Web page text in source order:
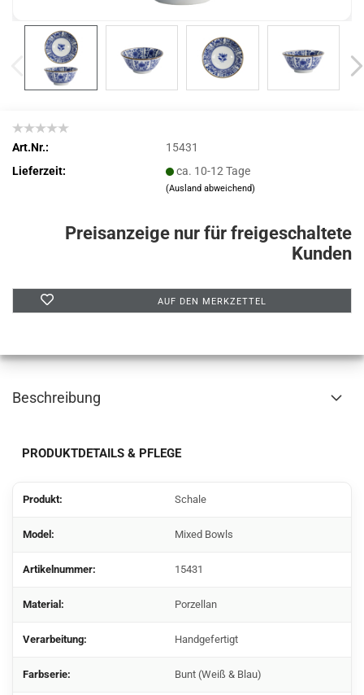
Art.Nr.:
15431
Lieferzeit:
ca. 10-12 Tage
(Ausland abweichend)
Preisanzeige nur für freigeschaltete
Kunden
AUF DEN MERKZETTEL
Beschreibung
PRODUKTDETAILS & PFLEGE
Produkt: Schale
Model: Mixed Bowls
Artikelnummer: 15431
Material: Porzellan
Verarbeitung: Handgefertigt
Farbserie: Bunt (Weiß & Blau)